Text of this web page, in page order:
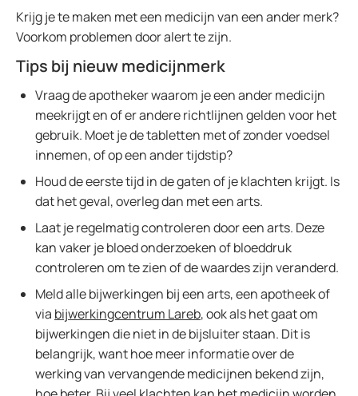
Krijg je te maken met een medicijn van een ander merk?
Voorkom problemen door alert te zijn.
Tips bij nieuw medicijnmerk
Vraag de apotheker waarom je een ander medicijn
meekrijgt en of er andere richtlijnen gelden voor het
gebruik. Moet je de tabletten met of zonder voedsel
innemen, of op een ander tijdstip?
Houd de eerste tijd in de gaten of je klachten krijgt. Is
dat het geval, overleg dan met een arts.
Laat je regelmatig controleren door een arts. Deze
kan vaker je bloed onderzoeken of bloeddruk
controleren om te zien of de waardes zijn veranderd.
Meld alle bijwerkingen bij een arts, een apotheek of
via bijwerkingcentrum Lareb, ook als het gaat om
bijwerkingen die niet in de bijsluiter staan. Dit is
belangrijk, want hoe meer informatie over de
werking van vervangende medicijnen bekend zijn,